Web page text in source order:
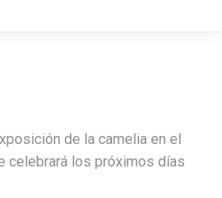
de la camelia en el
celebrará los próximos días